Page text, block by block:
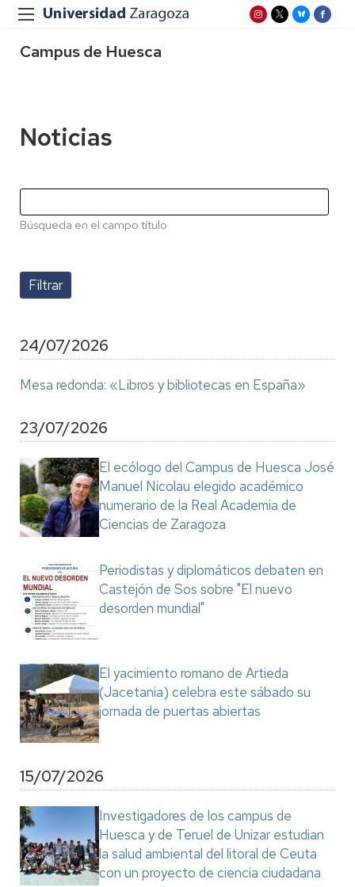
Campus de Huesca
Noticias
Búsqueda en el campo título
24/07/2026
Mesa redonda: «Libros y bibliotecas en España»
23/07/2026
El ecólogo del Campus de Huesca José
Manuel Nicolau elegido académico
numerario de la Real Academia de
Ciencias de Zaragoza
Periodistas y diplomáticos debaten en
Castejón de Sos sobre "El nuevo
desorden mundial"
El yacimiento romano de Artieda
(Jacetania) celebra este sábado su
jornada de puertas abiertas
15/07/2026
Investigadores de los campus de
Huesca y de Teruel de Unizar estudian
la salud ambiental del litoral de Ceuta
con un proyecto de ciencia ciudadana